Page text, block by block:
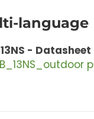
language
- Datasheet